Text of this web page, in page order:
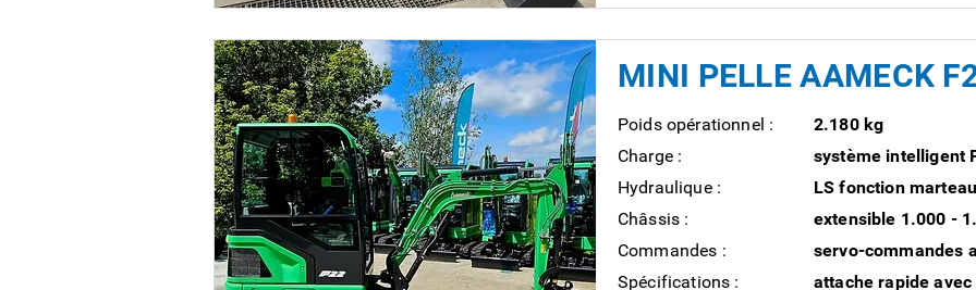
MINI PELLE AAMECK
Poids opérationnel :
2.180 kg
Charge :
système intelligent
Hydraulique :
LS fonction
Châssis :
extensible 1.000 -
Commandes :
servo-commandes
Spécifications :
attache rapide